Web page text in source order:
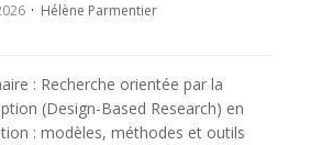
Hélène Parmentier
: Recherche orientée par la
(Design-Based Research) en
: modèles, méthodes et outils